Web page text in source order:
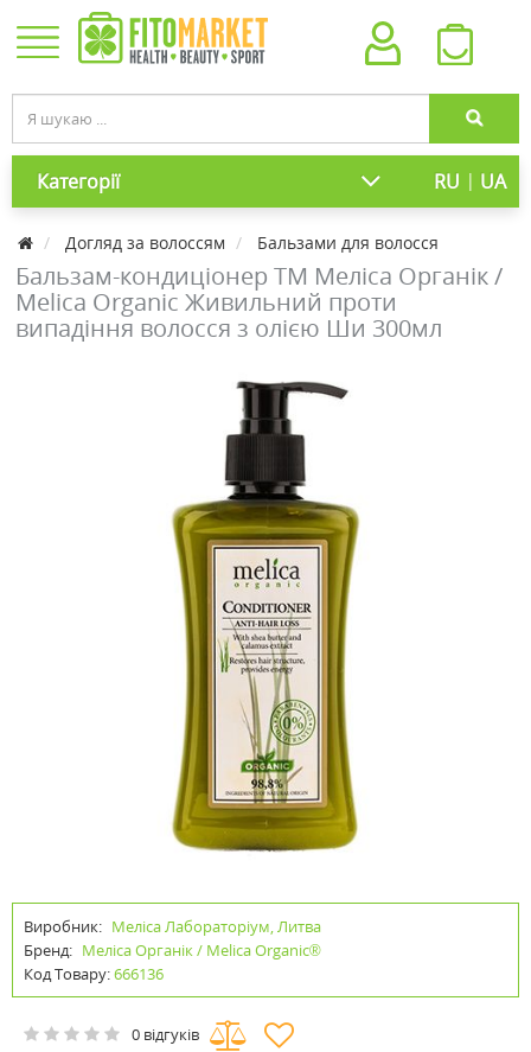
Категорії RU | UA
Догляд за волоссям Бальзами для волосся
Бальзам-кондиціонер ТМ Меліса Органік /
Melica Organic Живильний проти
випадіння волосся з олією Ши 300мл
Виробник: Меліса Лабораторіум, Литва
Бренд: Меліса Органік / Melica Organic®
Код Товару:666136
0 відгуків